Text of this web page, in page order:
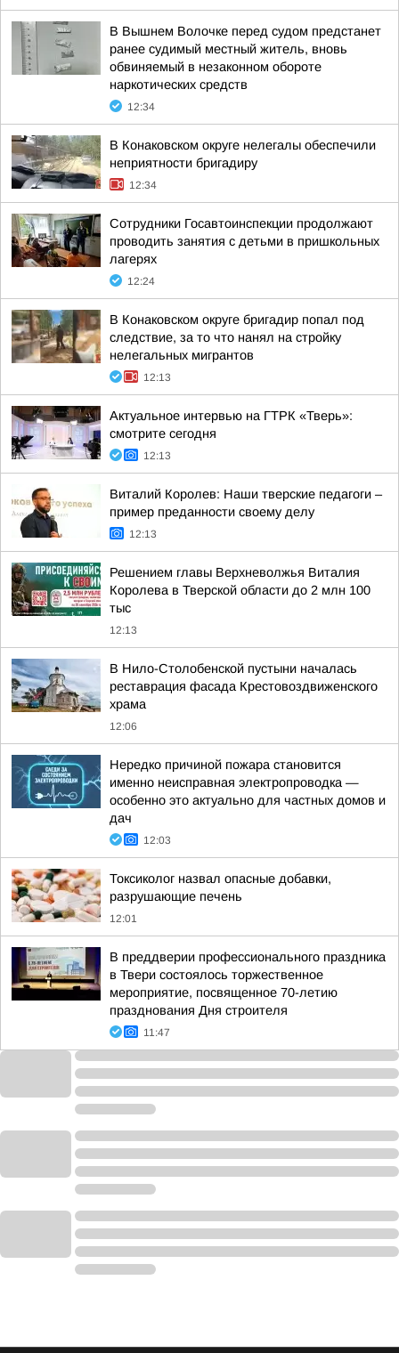
В Вышнем Волочке перед судом предстанет
ранее судимый местный житель, вновь
обвиняемый в незаконном обороте
наркотических средств
12:34
В Конаковском округе нелегалы обеспечили
неприятности бригадиру
12:34
Сотрудники Госавтоинспекции продолжают
проводить занятия с детьми в пришкольных
лагерях
12:24
В Конаковском округе бригадир попал под
следствие, за то что нанял на стройку
нелегальных мигрантов
12:13
Актуальное интервью на ГТРК «Тверь»:
смотрите сегодня
12:13
Виталий Королев: Наши тверские педагоги –
пример преданности своему делу
12:13
Решением главы Верхневолжья Виталия
Королева в Тверской области до 2 млн 100
тыс
12:13
В Нило-Столобенской пустыни началась
реставрация фасада Крестовоздвиженского
храма
12:06
Нередко причиной пожара становится
именно неисправная электропроводка —
особенно это актуально для частных домов и
дач
12:03
Токсиколог назвал опасные добавки,
разрушающие печень
12:01
В преддверии профессионального праздника
в Твери состоялось торжественное
мероприятие, посвященное 70-летию
празднования Дня строителя
11:47